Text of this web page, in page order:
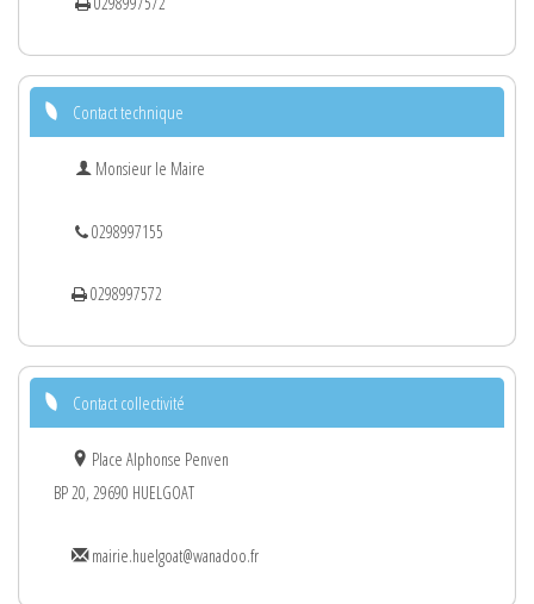
Contact technique
Monsieur le Maire
0298997155
0298997572
Contact collectivité
Place Alphonse Penven
BP 20, 29690 HUELGOAT
mairie.huelgoat@wanadoo.fr